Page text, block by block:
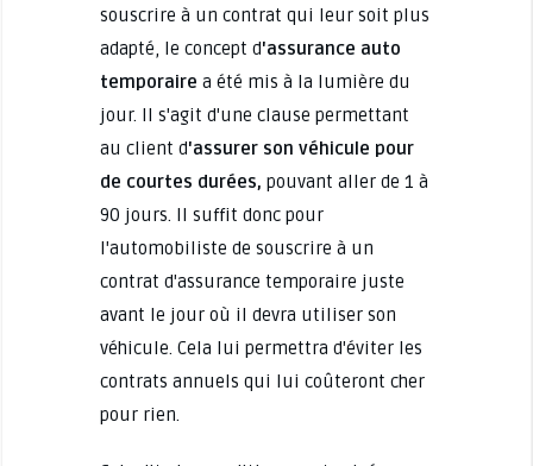
souscrire à un contrat qui leur soit plus
adapté, le concept d'assurance auto
temporaire a été mis à la lumière du
jour. Il s'agit d'une clause permettant
au client d'assurer son véhicule pour
de courtes durées, pouvant aller de 1 à
90 jours. Il suffit donc pour
l'automobiliste de souscrire à un
contrat d'assurance temporaire juste
avant le jour où il devra utiliser son
véhicule. Cela lui permettra d'éviter les
contrats annuels qui lui coûteront cher
pour rien.